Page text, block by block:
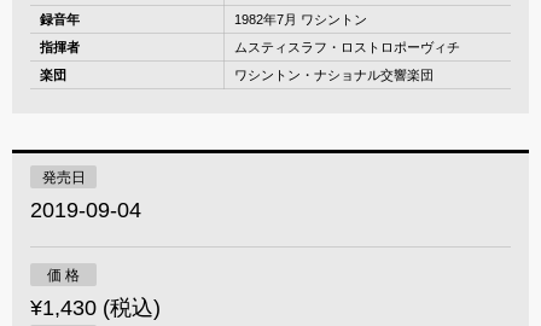
録音年
1982年7月 ワシントン
指揮者
ムスティスラフ・ロストロポーヴィチ
楽団
ワシントン・ナショナル交響楽団
発売日
2019-09-04
価 格
¥1,430 (税込)